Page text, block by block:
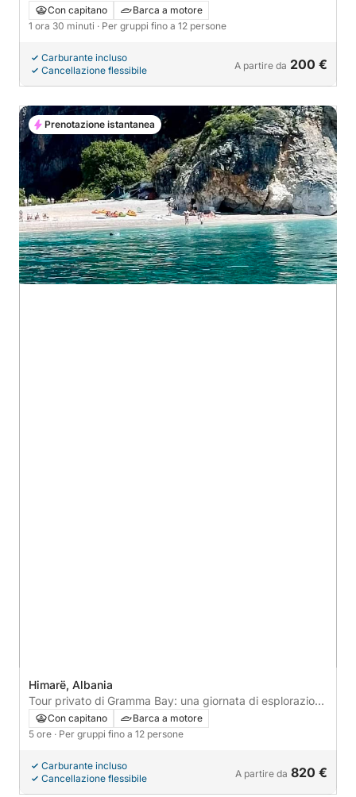
Con capitano
Barca a motore
1 ora 30 minuti · Per gruppi fino a 12 persone
Carburante incluso
Cancellazione flessibile
A partire da 200 €
Himarë, Albania
Tour privato di Gramma Bay: una giornata di esplorazione
costiera e relax
Con capitano
Barca a motore
5 ore · Per gruppi fino a 12 persone
Carburante incluso
Cancellazione flessibile
A partire da 820 €
Prenotazione istantanea